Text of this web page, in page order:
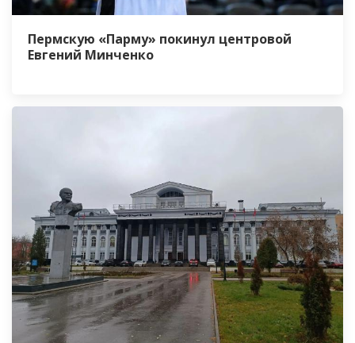
Пермскую «Парму» покинул центровой
Евгений Минченко